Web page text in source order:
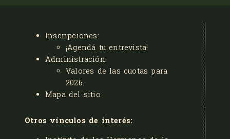
Inscripciones:
¡Agendá tu entrevista!
Administración:
Valores de las cuotas para
2026
Mapa del sitio
Otros vínculos de interés: